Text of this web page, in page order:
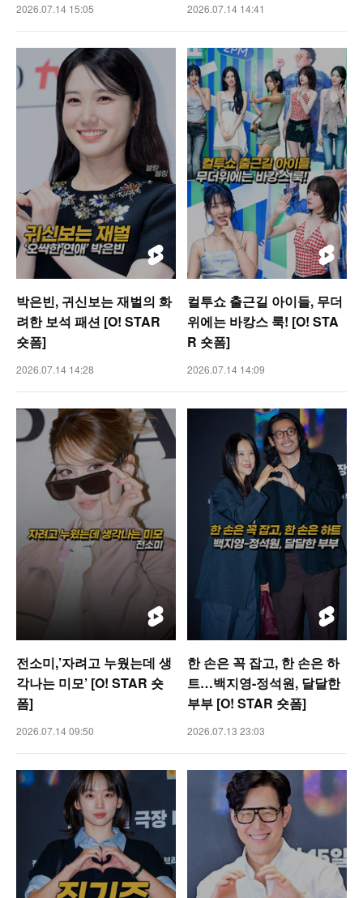
2026.07.14 15:05 2026.07.14 14:41
박은빈, 귀신보는 재벌의 화
려한 보석 패션 [O! STAR
숏폼]
2026.07.14 14:28
컬투쇼 출근길 아이들, 무더
위에는 바캉스 룩! [O! STA
R 숏폼]
2026.07.14 14:09
전소미,’자려고 누웠는데 생
각나는 미모’ [O! STAR 숏
폼]
2026.07.14 09:50
한 손은 꼭 잡고, 한 손은 하
트…백지영-정석원, 달달한
부부 [O! STAR 숏폼]
2026.07.13 23:03